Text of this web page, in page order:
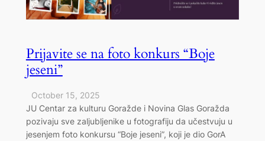
Prijavite se na foto konkurs “Boje
jeseni”
October 15, 2025
JU Centar za kulturu Goražde i Novina Glas Goražda
pozivaju sve zaljubljenike u fotografiju da učestvuju u
jesenjem foto konkursu “Boje jeseni”, koji je dio GorA